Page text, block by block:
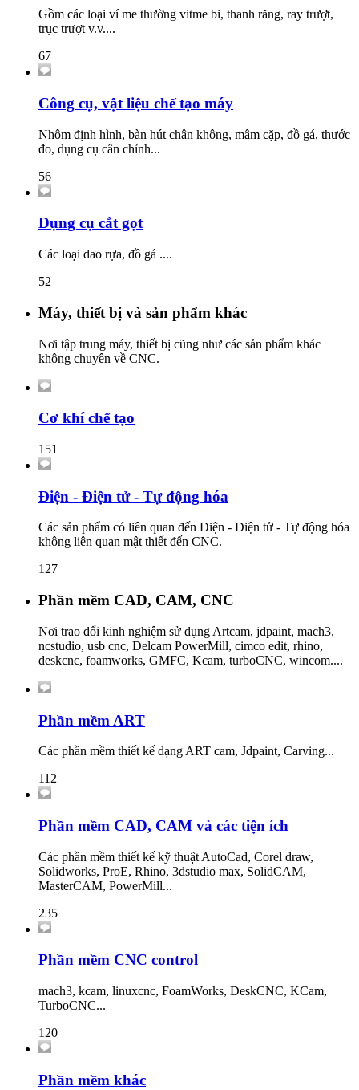
Gồm các loại ví me thường vitme bi, thanh răng, ray trượt,
trục trượt v.v....
67
Công cụ, vật liệu chế tạo máy
Nhôm định hình, bàn hút chân không, mâm cặp, đồ gá, thước
đo, dụng cụ cân chỉnh...
56
Dụng cụ cắt gọt
Các loại dao rựa, đồ gá ....
52
Máy, thiết bị và sản phẩm khác
Nơi tập trung máy, thiết bị cũng như các sản phẩm khác
không chuyên về CNC.
Cơ khí chế tạo
151
Điện - Điện tử - Tự động hóa
Các sản phẩm có liên quan đến Điện - Điện tử - Tự động hóa
không liên quan mật thiết đến CNC.
127
Phần mềm CAD, CAM, CNC
Nơi trao đổi kinh nghiệm sử dụng Artcam, jdpaint, mach3,
ncstudio, usb cnc, Delcam PowerMill, cimco edit, rhino,
deskcnc, foamworks, GMFC, Kcam, turboCNC, wincom....
Phần mềm ART
Các phần mềm thiết kế dạng ART cam, Jdpaint, Carving...
112
Phần mềm CAD, CAM và các tiện ích
Các phần mềm thiết kế kỹ thuật AutoCad, Corel draw,
Solidworks, ProE, Rhino, 3dstudio max, SolidCAM,
MasterCAM, PowerMill...
235
Phần mềm CNC control
mach3, kcam, linuxcnc, FoamWorks, DeskCNC, KCam,
TurboCNC...
120
Phần mềm khác